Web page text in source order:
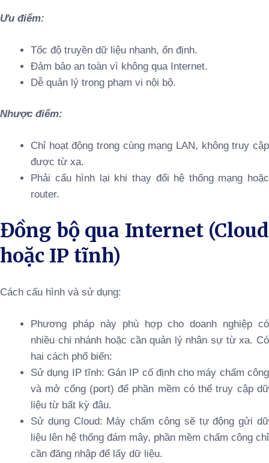
Ưu điểm:
Tốc độ truyền dữ liệu nhanh, ổn định.
Đảm bảo an toàn vì không qua Internet.
Dễ quản lý trong phạm vi nội bộ.
Nhược điểm:
Chỉ hoạt động trong cùng mạng LAN, không truy cập
được từ xa.
Phải cấu hình lại khi thay đổi hệ thống mạng hoặc
router.
Đồng bộ qua Internet (Cloud
hoặc IP tĩnh)
Cách cấu hình và sử dụng:
Phương pháp này phù hợp cho doanh nghiệp có
nhiều chi nhánh hoặc cần quản lý nhân sự từ xa. Có
hai cách phổ biến:
Sử dụng IP tĩnh: Gán IP cố định cho máy chấm công
và mở cổng (port) để phần mềm có thể truy cập dữ
liệu từ bất kỳ đâu.
Sử dụng Cloud: Máy chấm công sẽ tự động gửi dữ
liệu lên hệ thống đám mây, phần mềm chấm công chỉ
cần đăng nhập để lấy dữ liệu.